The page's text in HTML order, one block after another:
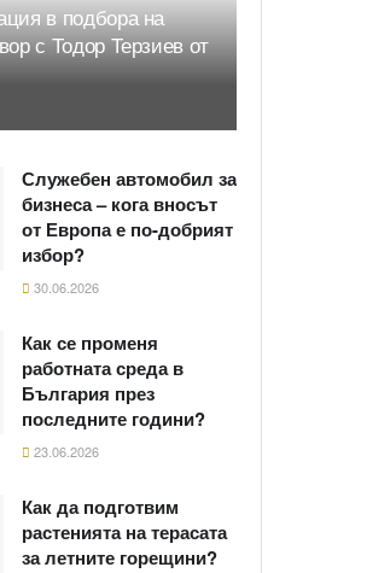
в подбора на
с Тодор Терзиев от
Служебен автомобил за
бизнеса – кога вносът
от Европа е по-добрият
избор?
30.06.2026
Как се променя
работната среда в
България през
последните години?
23.06.2026
Как да подготвим
растенията на терасата
за летните горещини?